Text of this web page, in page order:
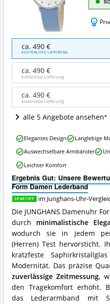
JUNGHANS
Damenuhr
Form
Damen
Lederband
Angebote:
diese
Junghans-
erhältlich?
ca. 490 €
KOSTENLOSE LIEFERUNG
ca. 490 €
kostenlose Lieferung
ca. 490 €
kostenlose Lieferung
alle 5 Angebote ansehen
Ergebnis Gut: Unsere
Form Damen Lederband
SPARTIPP im Junghans-Uhr-
Die JUNGHANS Damenuhr
durch minimalistische
wodurch sie in jedem
(Herren) Test hervorsticht.
kratzfeste
Modernität. Das präzise
zuverlässige Zeitmessung,
den Tragekomfort erhöht.
das Lederarmband mit
JUNGHANS
Damenuhr
Form
Damen
Lederband
Vorteile:
Was
spricht
für
diese
Junghans-
Uhr?
Elegantes Design
Langlebige
Auswechselbare Armbänder
Leichter Komfort